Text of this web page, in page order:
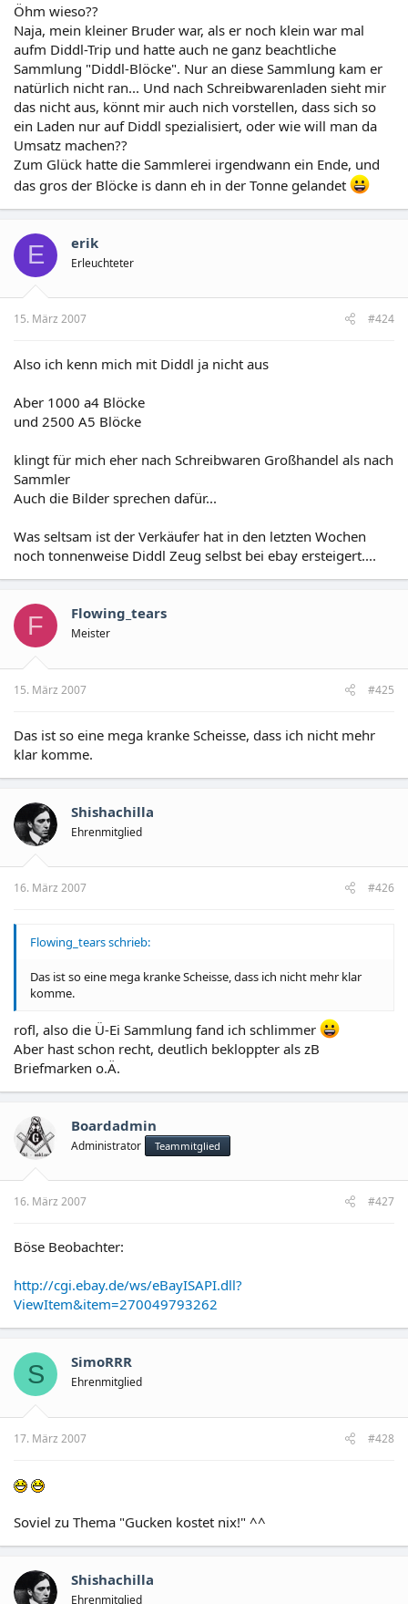
Öhm wieso??
Naja, mein kleiner Bruder war, als er noch klein war mal
aufm Diddl-Trip und hatte auch ne ganz beachtliche
Sammlung "Diddl-Blöcke". Nur an diese Sammlung kam er
natürlich nicht ran... Und nach Schreibwarenladen sieht mir
das nicht aus, könnt mir auch nich vorstellen, dass sich so
ein Laden nur auf Diddl spezialisiert, oder wie will man da
Umsatz machen??
Zum Glück hatte die Sammlerei irgendwann ein Ende, und
das gros der Blöcke is dann eh in der Tonne gelandet
E erik
Erleuchteter
15. März 2007 #424
Also ich kenn mich mit Diddl ja nicht aus
Aber 1000 a4 Blöcke
und 2500 A5 Blöcke
klingt für mich eher nach Schreibwaren Großhandel als nach
Sammler
Auch die Bilder sprechen dafür...
Was seltsam ist der Verkäufer hat in den letzten Wochen
noch tonnenweise Diddl Zeug selbst bei ebay ersteigert....
F Flowing_tears
Meister
15. März 2007 #425
Das ist so eine mega kranke Scheisse, dass ich nicht mehr
klar komme.
Shishachilla
Ehrenmitglied
16. März 2007 #426
Flowing_tears schrieb:
Das ist so eine mega kranke Scheisse, dass ich nicht mehr klar
komme.
rofl, also die Ü-Ei Sammlung fand ich schlimmer
Aber hast schon recht, deutlich bekloppter als zB
Briefmarken o.Ä.
Boardadmin
Administrator Teammitglied
16. März 2007 #427
Böse Beobachter:
http://cgi.ebay.de/ws/eBayISAPI.dll?
ViewItem&item=270049793262
S SimoRRR
Ehrenmitglied
17. März 2007 #428
Soviel zu Thema "Gucken kostet nix!" ^^
Shishachilla
Ehrenmitglied